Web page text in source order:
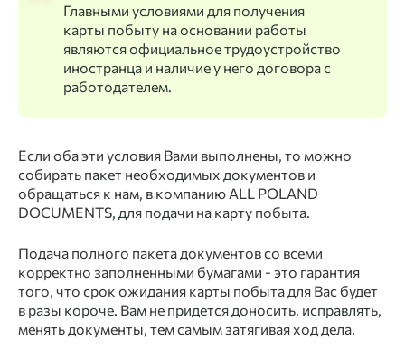
Главными условиями для получения
карты побыту на основании работы
являются официальное трудоустройство
иностранца и наличие у него договора с
работодателем.
Если оба эти условия Вами выполнены, то можно
собирать пакет необходимых документов и
обращаться к нам, в компанию ALL POLAND
DOCUMENTS, для подачи на карту побыта.
Подача полного пакета документов со всеми
корректно заполненными бумагами - это гарантия
того, что срок ожидания карты побыта для Вас будет
в разы короче. Вам не придется доносить, исправлять,
менять документы, тем самым затягивая ход дела.